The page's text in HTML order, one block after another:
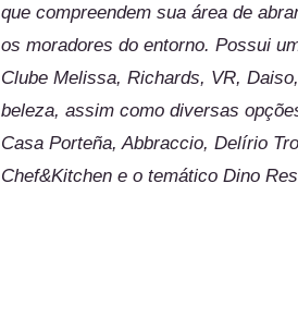
que compreendem sua área de
os moradores do entorno. Possui
Clube Melissa, Richards, VR,
beleza, assim como diversas
Casa Porteña, Abbraccio, Delírio
Chef&Kitchen e o temático Dino